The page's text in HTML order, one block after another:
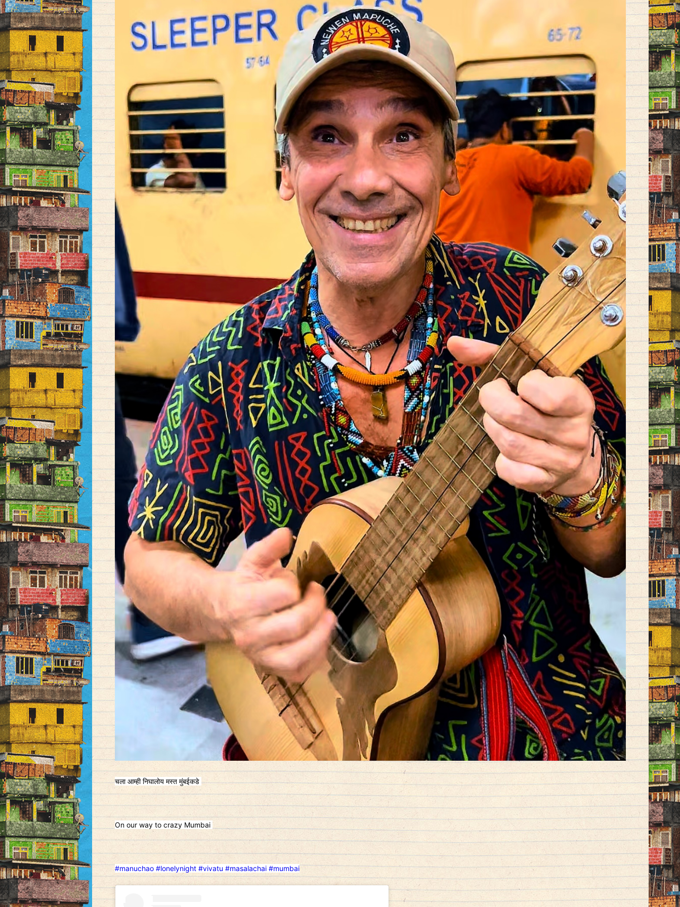
चला आम्ही निघालोय मस्त मुंबईकडे
On our way to crazy Mumbai
#manuchao #lonelynight #vivatu #masalachai #mumbai